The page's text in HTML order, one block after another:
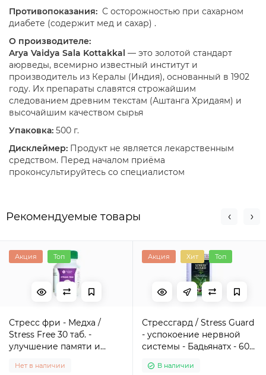
Противопоказания: С осторожностью при сахарном
диабете (содержит мед и сахар) .
О производителе:
Arya Vaidya Sala Kottakkal — это золотой стандарт
аюрведы, всемирно известный институт и
производитель из Кералы (Индия), основанный в 1902
году. Их препараты славятся строжайшим
следованием древним текстам (Аштанга Хридаям) и
высочайшим качеством сырья
Упаковка: 500 г.
Дисклеймер: Продукт не является лекарственным
средством. Перед началом приёма
проконсультируйтесь со специалистом
Рекомендуемые товары
Акция Топ
Стресс фри - Медха /
Stress Free 30 таб. -
улучшение памяти и
- Пунарвасу
Нет в наличии
Акция Хит Топ
Стрессгард / Stress Guard
- успокоение нервной
системы - Бадьянатх - 60
В наличии